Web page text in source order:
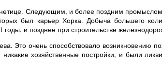
Следующим, и более поздним
был карьер Хорка. Добыча большего
и позднее при строительстве
Это очень способствовало возникновению
хозяйственные постройки, и были